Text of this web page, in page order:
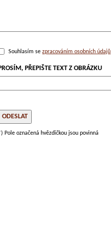
Souhlasím sezpracováním osobních údajů
PŘEPIŠTE TEXT Z OBRÁZKU
Pole označená hvězdičkou jsou povinná